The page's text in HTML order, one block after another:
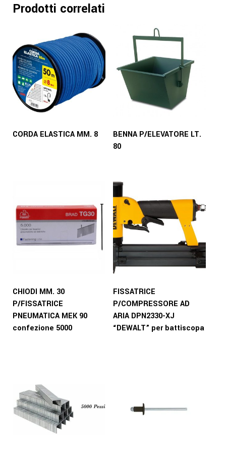
Prodotti correlati
CORDA ELASTICA MM. 8
BENNA P/ELEVATORE LT.
80
CHIODI MM. 30
P/FISSATRICE
PNEUMATICA MEK 90
confezione 5000
FISSATRICE
P/COMPRESSORE AD
ARIA DPN2330-XJ
“DEWALT” per battiscopa